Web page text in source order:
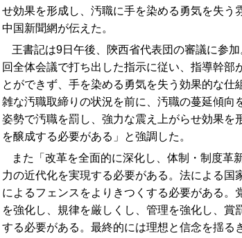
せ効果を形成し、汚職に手を染める勇気を失う
中国新聞網が伝えた。
王書記は9日午後、陝西省代表団の審議に参
回全体会議で打ち出した指示に従い、指導幹部
とができず、手を染める勇気を失う効果的な
雑な汚職取締りの状況を前に、汚職の蔓延傾
姿勢で汚職を罰し、強力な震え上がらせ効果
を醸成する必要がある」と強調した。
また「改革を全面的に深化し、体制・制度革
力の近代化を実現する必要がある。法による
によるフェンスをよりきつくする必要がある
を強化し、規律を厳しくし、管理を強化し、賞
する必要がある。最終的には理想と信念を揺る